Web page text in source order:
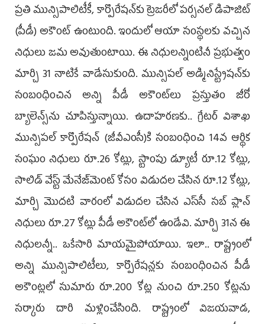
ప్రతి మున్సిపాలిటీకీ, కార్పొరేషన్‌కు ట్రెజరీలో పర్సనల్‌ డిపాజిట్‌
(పీడీ) అకౌంట్‌ ఉంటుంది. ఇందులో ఆయా సంస్థలకు వచ్చిన
నిధులు జమ అవుతుంటాయి. ఈ నిధులన్నింటినీ ప్రభుత్వం
మార్చి 31 నాటికే వాడేసుకుంది. మున్సిపల్‌ అడ్మినిస్ట్రేషన్‌కు
సంబంధించిన అన్ని పీడీ అకౌంట్‌లు ప్రస్తుతం జీరో
బ్యాలెన్స్‌ను చూపిస్తున్నాయి. ఉదాహరణకు.. గ్రేటర్‌ విశాఖ
మున్సిపల్‌ కార్పొరేషన్‌ (జీవీఎంసీ)కి సంబంధించి 14వ ఆర్థిక
సంఘం నిధులు రూ.26 కోట్లు, స్టాంపు డ్యూటీ రూ.12 కోట్లు,
సాలిడ్‌ వేస్ట్‌ మేనేజ్‌మెంట్‌ కోసం విడుదల చేసిన రూ.12 కోట్లు,
మార్చి మొదటి వారంలో విడుదల చేసిన ఎస్‌సీ సబ్‌ ప్లాన్‌
నిధులు రూ.27 కోట్లు పీడీ అకౌంట్‌లో ఉండేవి. మార్చి 31న ఈ
నిధులన్నీ.. ఒకేసారి మాయమైపోయాయి. ఇలా.. రాష్ట్రంలో
అన్ని మున్సిపాలిటీలు, కార్పొరేషన్లకు సంబంధించిన పీడీ
అకౌంట్లలో సుమారు రూ.200 కోట్ల నుంచి రూ.250 కోట్లను
సర్కారు దారి మళ్లించేసింది. రాష్ట్రంలో విజయవాడ,